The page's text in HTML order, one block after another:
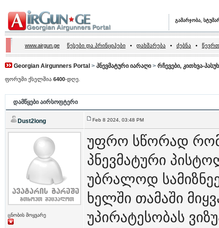
გამარჯობა,
www.airgun.ge წესები და პრინციპები • დახმარება • ძებნა •
Georgian Airgunners Portal > პნევმატური იარაღი> რჩევები, კითხვა-
ფორუმი ქსელშია 6400-დღე.
დამწყები აირსოფტერი
Dust2long Feb 8 2024, 03:48 PM
ცნობის მოყვარე
უფრო სწორად
პნევმატური
უბრალოდ
ხელში თამაში
უპირატესობას